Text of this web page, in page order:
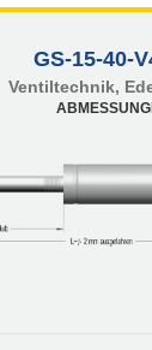
GS-15-40-
Ventiltechnik,